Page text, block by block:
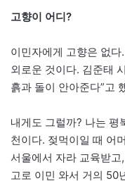
고향이 어디?
이민자에게 고향은 없
외로운 것이다. 김준태
흙과 돌이 안아준다”고
내게도 그럴까? 나는 평
천이다. 젖먹이일 때 어
서울에서 자라 교육받
고로 이민 와서 거의 50